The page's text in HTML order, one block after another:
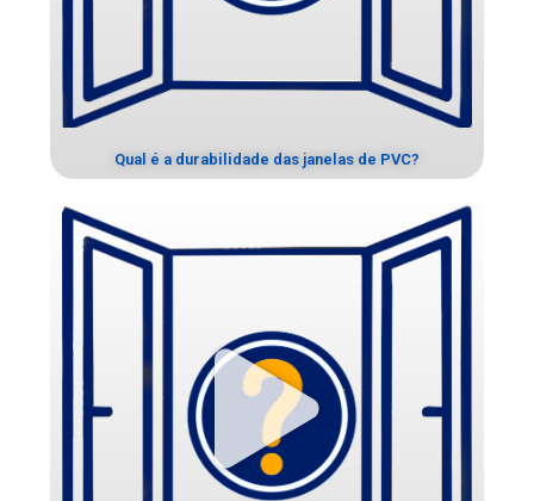
Qual é a durabilidade das janelas de PVC?